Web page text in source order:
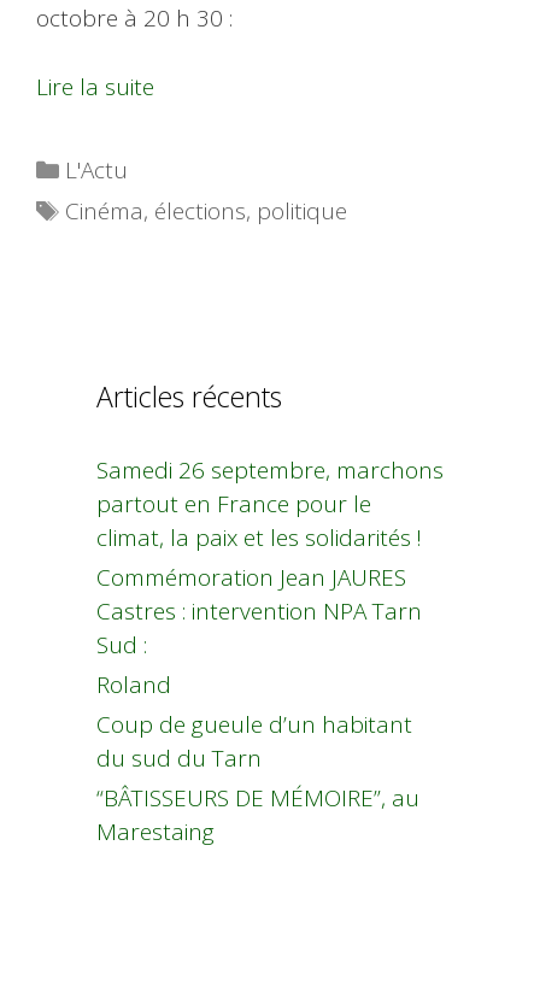
octobre à 20 h 30 :
Lire la suite
Catégories
L'Actu
Étiquettes
Cinéma, élections, politique
Articles récents
Samedi 26 septembre, marchons
partout en France pour le
climat, la paix et les solidarités !
Commémoration Jean JAURES
Castres : intervention NPA Tarn
Sud :
Roland
Coup de gueule d’un habitant
du sud du Tarn
“BÂTISSEURS DE MÉMOIRE”, au
Marestaing